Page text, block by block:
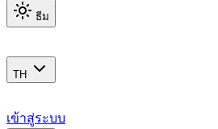
ธีม
TH
เข้าสู่ระบบ